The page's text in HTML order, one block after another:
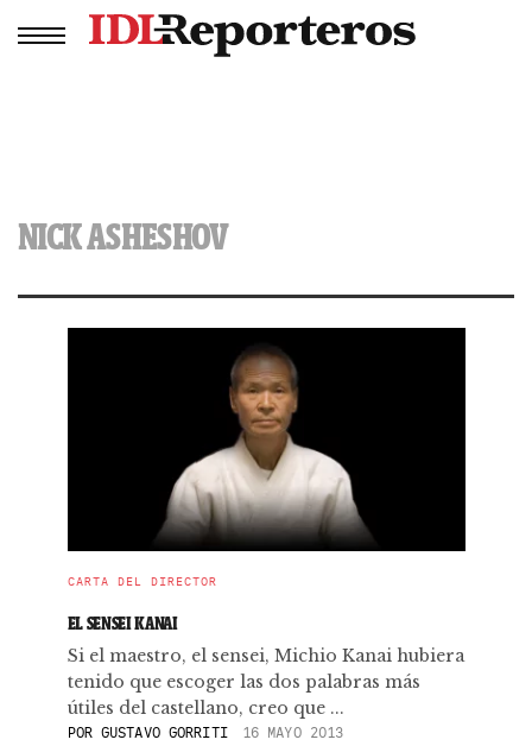
NICK ASHESHOV
CARTA DEL DIRECTOR
EL SENSEI KANAI
Si el maestro, el sensei, Michio Kanai hubiera
tenido que escoger las dos palabras más
útiles del castellano, creo que ...
POR GUSTAVO GORRITI 16 MAYO 2013